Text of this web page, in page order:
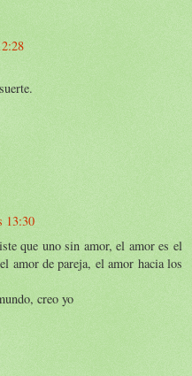
13:30
que uno sin amor, el amor es el
amor de pareja, el amor hacia los
creo yo